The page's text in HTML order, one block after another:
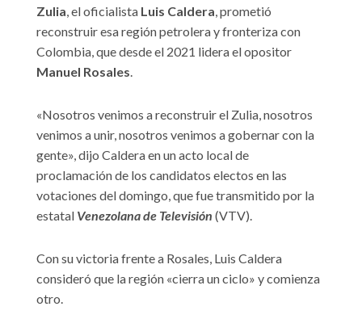
Zulia, el oficialista Luis Caldera, prometió
reconstruir esa región petrolera y fronteriza con
Colombia, que desde el 2021 lidera el opositor
Manuel Rosales.
«Nosotros venimos a reconstruir el Zulia, nosotros
venimos a unir, nosotros venimos a gobernar con la
gente», dijo Caldera en un acto local de
proclamación de los candidatos electos en las
votaciones del domingo, que fue transmitido por la
estatal Venezolana de Televisión (VTV).
Con su victoria frente a Rosales, Luis Caldera
consideró que la región «cierra un ciclo» y comienza
otro.